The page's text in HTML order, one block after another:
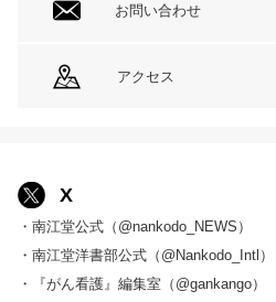
お問い合わせ
アクセス
X
・南江堂公式（@nankodo_NEWS）
・南江堂洋書部公式（@Nankodo_Intl）
・『がん看護』編集室（@gankango）